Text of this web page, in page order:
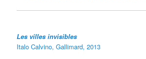
Les villes invisibles
Italo Calvino, Gallimard, 2013